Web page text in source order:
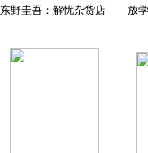
东野圭吾：解忧杂货店 放